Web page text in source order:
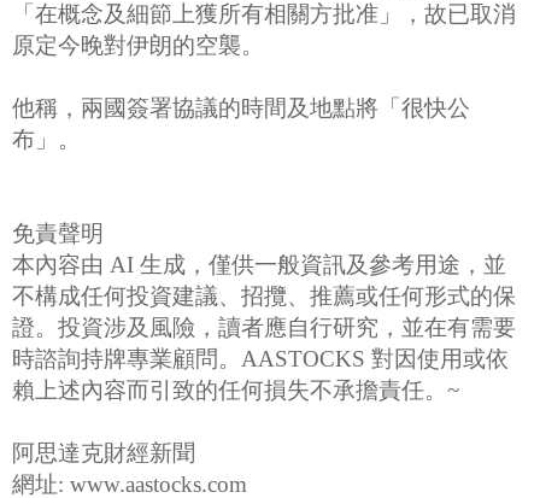
「在概念及細節上獲所有相關方批准」，故已取消
原定今晚對伊朗的空襲。
他稱，兩國簽署協議的時間及地點將「很快公
布」。
免責聲明
本內容由 AI 生成，僅供一般資訊及參考用途，並
不構成任何投資建議、招攬、推薦或任何形式的保
證。投資涉及風險，讀者應自行研究，並在有需要
時諮詢持牌專業顧問。AASTOCKS 對因使用或依
賴上述內容而引致的任何損失不承擔責任。~
阿思達克財經新聞
網址: www.aastocks.com